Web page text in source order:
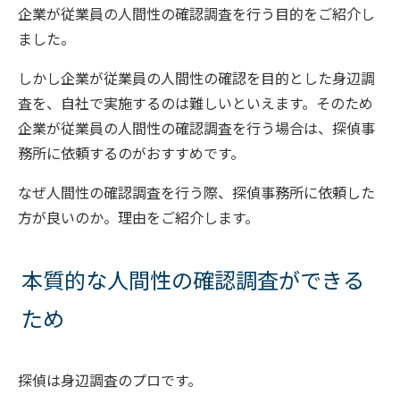
企業が従業員の人間性の確認調査を行う目的をご紹介し
ました。
しかし企業が従業員の人間性の確認を目的とした身辺調
査を、自社で実施するのは難しいといえます。そのため
企業が従業員の人間性の確認調査を行う場合は、探偵事
務所に依頼するのがおすすめです。
なぜ人間性の確認調査を行う際、探偵事務所に依頼した
方が良いのか。理由をご紹介します。
本質的な人間性の確認調査ができる
ため
探偵は身辺調査のプロです。